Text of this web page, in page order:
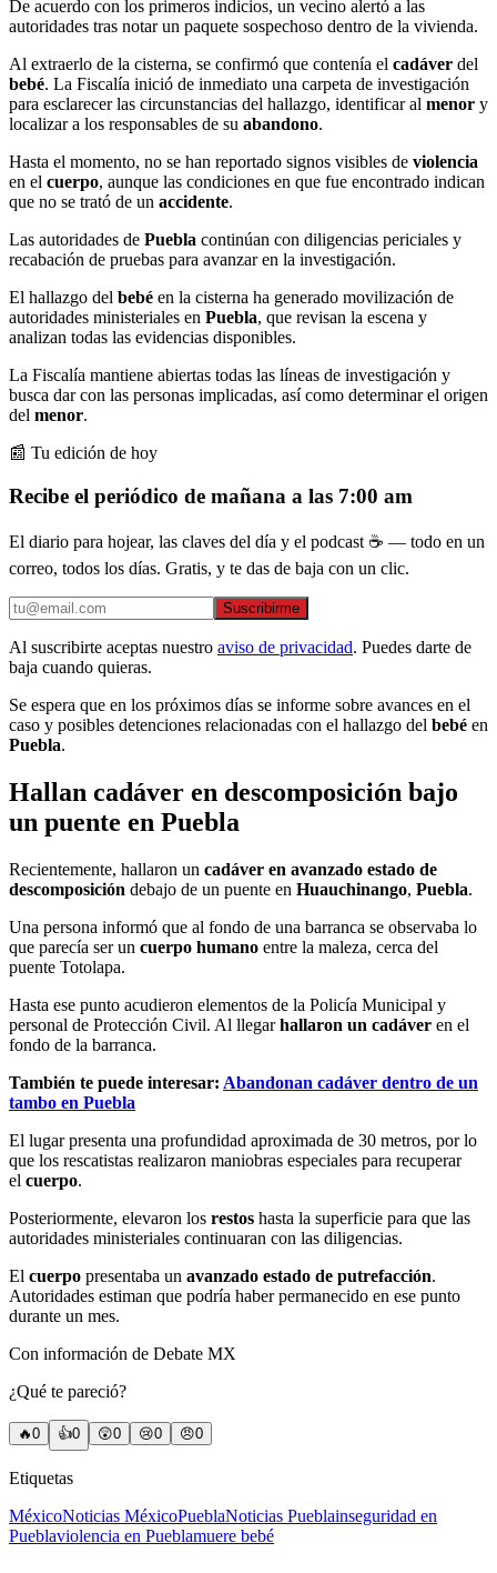
De acuerdo con los primeros indicios, un vecino alertó a las
autoridades tras notar un paquete sospechoso dentro de la vivienda.
Al extraerlo de la cisterna, se confirmó que contenía el cadáver del
bebé. La Fiscalía inició de inmediato una carpeta de investigación
para esclarecer las circunstancias del hallazgo, identificar al menor y
localizar a los responsables de su abandono.
Hasta el momento, no se han reportado signos visibles de violencia
en el cuerpo, aunque las condiciones en que fue encontrado indican
que no se trató de un accidente.
Las autoridades de Puebla continúan con diligencias periciales y
recabación de pruebas para avanzar en la investigación.
El hallazgo del bebé en la cisterna ha generado movilización de
autoridades ministeriales en Puebla, que revisan la escena y
analizan todas las evidencias disponibles.
La Fiscalía mantiene abiertas todas las líneas de investigación y
busca dar con las personas implicadas, así como determinar el origen
del menor.
📰 Tu edición de hoy
Recibe el periódico de mañana a las 7:00 am
El diario para hojear, las claves del día y el podcast ☕ — todo en un
correo, todos los días. Gratis, y te das de baja con un clic.
Suscribirme
Al suscribirte aceptas nuestro aviso de privacidad. Puedes darte de
baja cuando quieras.
Se espera que en los próximos días se informe sobre avances en el
caso y posibles detenciones relacionadas con el hallazgo del bebé en
Puebla.
Hallan cadáver en descomposición bajo
un puente en Puebla
Recientemente, hallaron un cadáver en avanzado estado de
descomposición debajo de un puente en Huauchinango, Puebla.
Una persona informó que al fondo de una barranca se observaba lo
que parecía ser un cuerpo humano entre la maleza, cerca del
puente Totolapa.
Hasta ese punto acudieron elementos de la Policía Municipal y
personal de Protección Civil. Al llegarhallaron un cadáver en el
fondo de la barranca.
También te puede interesar: Abandonan cadáver dentro de un
tambo en Puebla
El lugar presenta una profundidad aproximada de 30 metros, por lo
que los rescatistas realizaron maniobras especiales para recuperar
el cuerpo.
Posteriormente, elevaron los restos hasta la superficie para que las
autoridades ministeriales continuaran con las diligencias.
El cuerpo presentaba un avanzado estado de putrefacción.
Autoridades estiman que podría haber permanecido en ese punto
durante un mes.
Con información de Debate MX
¿Qué te pareció?
🔥0 👍0 😲0 😢0 😠0
Etiquetas
MéxicoNoticias MéxicoPueblaNoticias Pueblainseguridad en
Pueblaviolencia en Pueblamuere bebé